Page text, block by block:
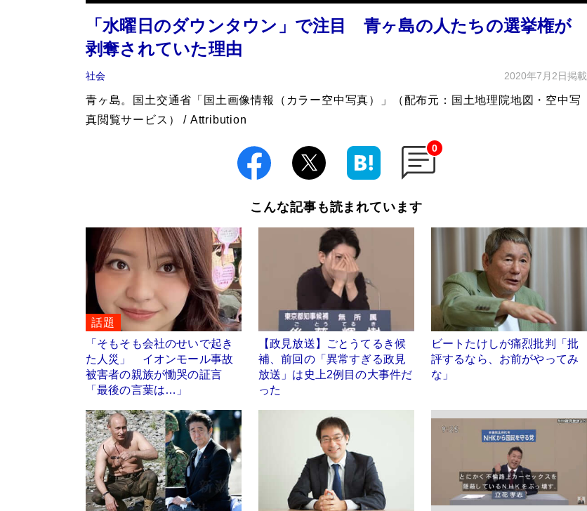
「水曜日のダウンタウン」で注目 青ヶ島の人たちの選挙権が
剥奪されていた理由
社会 2020年7月2日掲載
青ヶ島。国土交通省「国土画像情報（カラー空中写真）」（配布元：国土地理院地図・空中写
真閲覧サービス） / Attribution
0
こんな記事も読まれています
話題
「そもそも会社のせいで起き
た人災」 イオンモール事故
被害者の親族が慟哭の証言
「最後の言葉は…」
【政見放送】ごとうてるき候
補、前回の「異常すぎる政見
放送」は史上2例目の大事件だ
った
ビートたけしが痛烈批判「批
評するなら、お前がやってみ
な」